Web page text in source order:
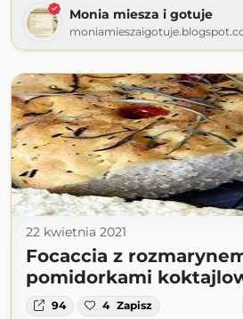
Monia miesza i gotuje
22 kwietnia 2021
Focaccia z
pomidorkami
94 4 Zapisz